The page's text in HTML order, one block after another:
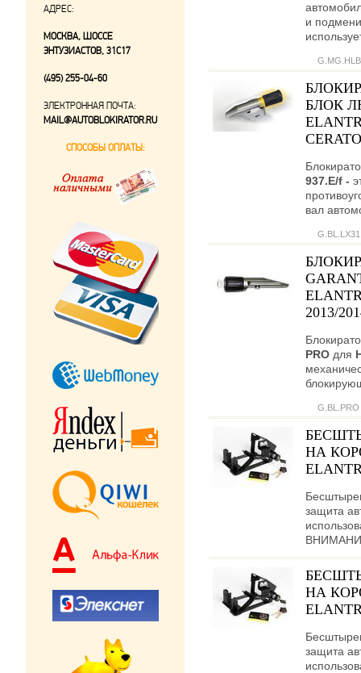
и
БЛОК
937.E/f -
вал
2013/
PRO для
G.BL.PRO
НА
защита
НА
защита
АДРЕС:
МОСКВА, ШОССЕ
ЭНТУЗИАСТОВ, 31С17
(495) 255-04-60
ЭЛЕКТРОННАЯ ПОЧТА:
MAIL@AUTOBLOKIRATOR.RU
СПОСОБЫ ОПЛАТЫ: